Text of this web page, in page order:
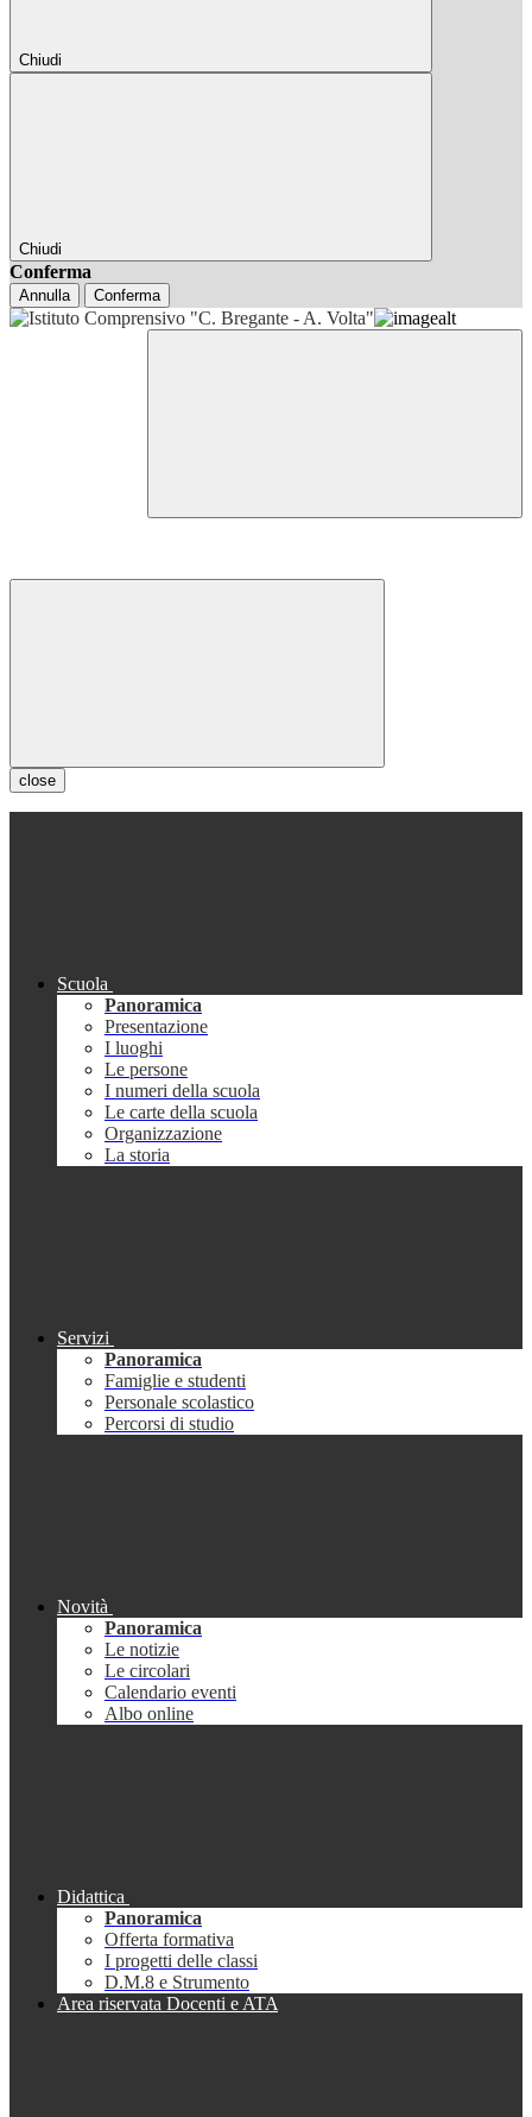
Chiudi
Chiudi
Conferma
Annulla Conferma
close
Scuola
Panoramica
Presentazione
I luoghi
Le persone
I numeri della scuola
Le carte della scuola
Organizzazione
La storia
Servizi
Panoramica
Famiglie e studenti
Personale scolastico
Percorsi di studio
Novità
Panoramica
Le notizie
Le circolari
Calendario eventi
Albo online
Didattica
Panoramica
Offerta formativa
I progetti delle classi
D.M.8 e Strumento
Area riservata Docenti e ATA